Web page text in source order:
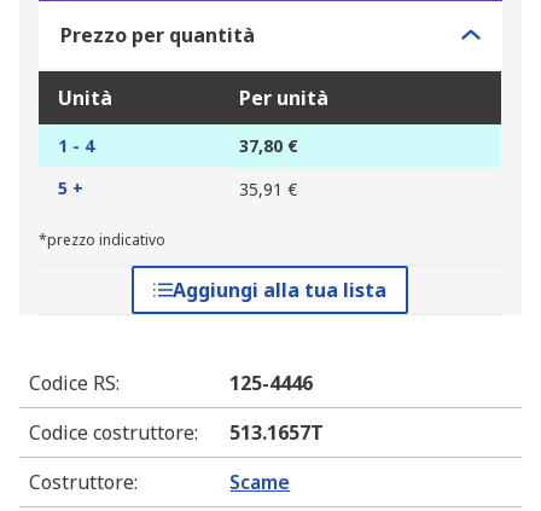
Prezzo per quantità
Unità Per unità
1 - 4
37,80 €
5 +
35,91 €
*prezzo indicativo
Aggiungi alla tua lista
Codice RS:
125-4446
Codice costruttore:
513.1657T
Costruttore: Scame